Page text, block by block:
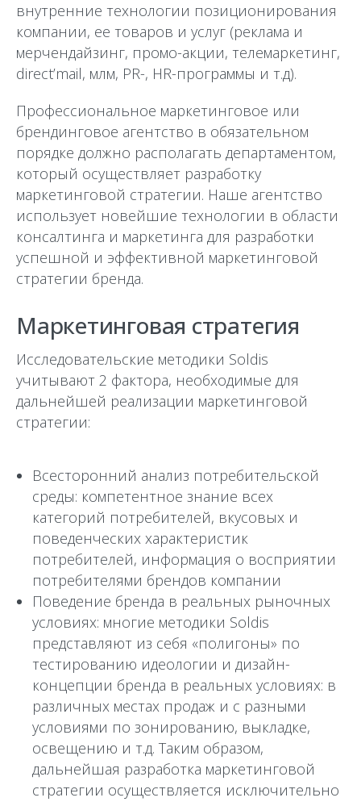
внутренние технологии позиционирования
компании, ее товаров и услуг (реклама и
мерчендайзинг, промо-акции, телемаркетинг,
direct’mail, млм, PR-, HR-программы и т.д).
Профессиональное маркетинговое или
брендинговое агентство в обязательном
порядке должно располагать департаментом,
который осуществляет разработку
маркетинговой стратегии. Наше агентство
использует новейшие технологии в области
консалтинга и маркетинга для разработки
успешной и эффективной маркетинговой
стратегии бренда.
Маркетинговая стратегия
Исследовательские методики Soldis
учитывают 2 фактора, необходимые для
дальнейшей реализации маркетинговой
стратегии:
Всесторонний анализ потребительской
среды: компетентное знание всех
категорий потребителей, вкусовых и
поведенческих характеристик
потребителей, информация о восприятии
потребителями брендов компании
Поведение бренда в реальных рыночных
условиях: многие методики Soldis
представляют из себя «полигоны» по
тестированию идеологии и дизайн-
концепции бренда в реальных условиях: в
различных местах продаж и с разными
условиями по зонированию, выкладке,
освещению и т.д. Таким образом,
дальнейшая разработка маркетинговой
стратегии осуществляется исключительно